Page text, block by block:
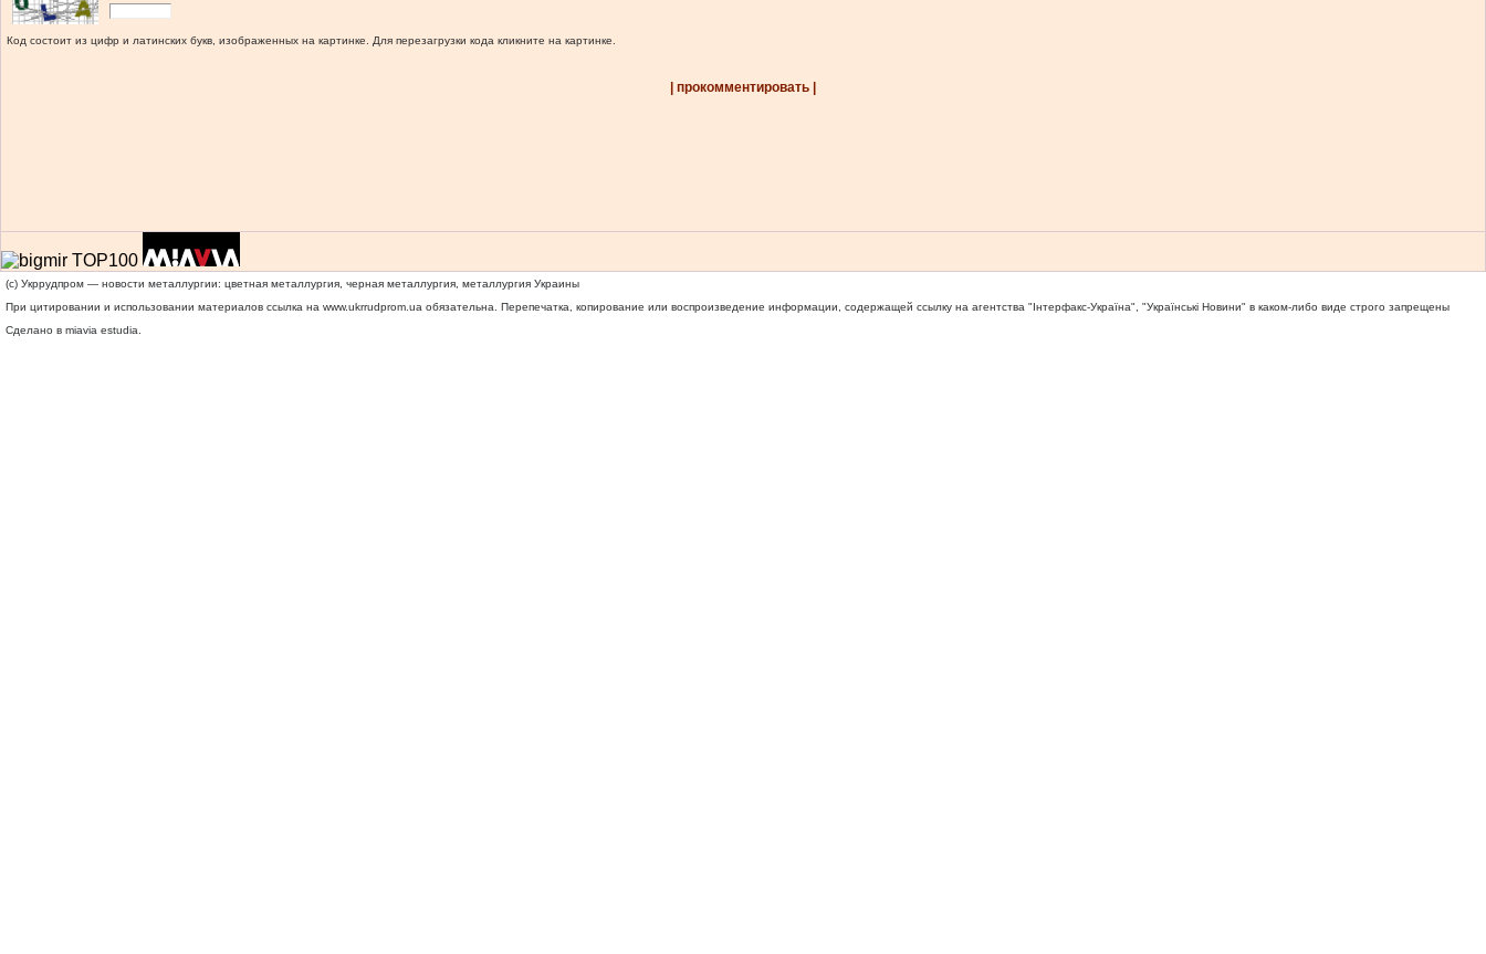
Код состоит из цифр и латинских букв, изображенных на картинке. Для перезагрузки кода кликните на картинке.
| прокомментировать |
(c) Укррудпром — новости металлургии: цветная металлургия, черная металлургия, металлургия Украины
При цитировании и использовании материалов ссылка на www.ukrrudprom.ua обязательна. Перепечатка, копирование или воспроизведение информации, содержащей ссылку на агентства "Iнтерфакс-Україна", "Українськi Новини" в каком-либо виде строго запрещены
Сделано в miavia estudia.